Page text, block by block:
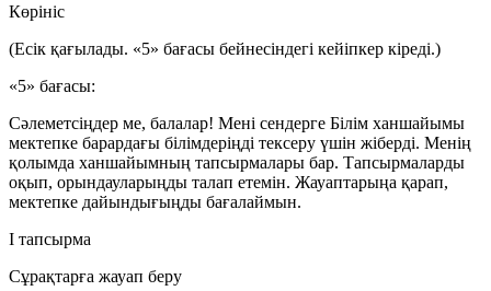
Көрініс
(Есік қағылады. «5» бағасы бейнесіндегі кейіпкер кіреді.)
«5» бағасы:
Сәлеметсіңдер ме, балалар! Мені сендерге Білім ханшайымы
мектепке барардағы білімдеріңді тексеру үшін жіберді. Менің
қолымда ханшайымның тапсырмалары бар. Тапсырмаларды
оқып, орындауларыңды талап етемін. Жауаптарыңа қарап,
мектепке дайындығыңды бағалаймын.
I тапсырма
Сұрақтарға жауап беру